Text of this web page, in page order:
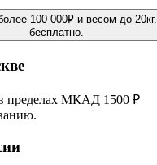
100 000₽ и весом до
бесплатно.
пределах МКАД 1500 ₽